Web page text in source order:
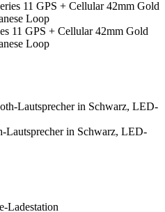
11 GPS + Cellular 42mm Gold
Loop
in Schwarz, LED-